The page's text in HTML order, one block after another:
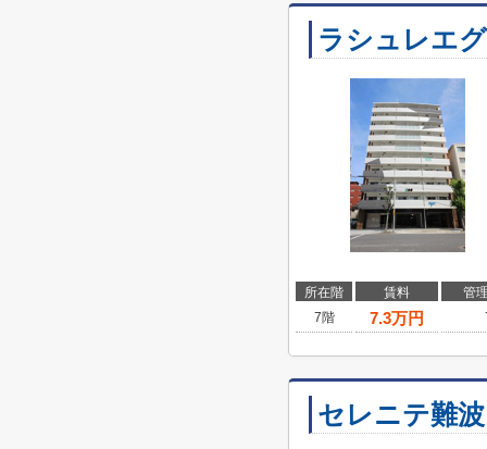
ラシュレエ
所在階 賃料
管
7階
7.3万円
セレニテ難